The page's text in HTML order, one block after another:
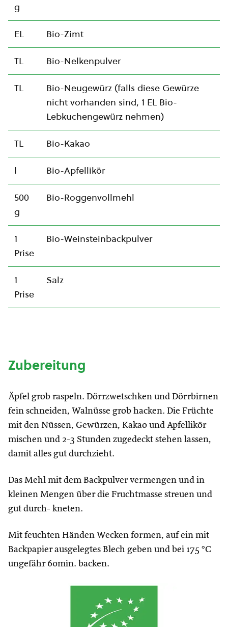
g
EL Bio-Zimt
TL Bio-Nelkenpulver
TL
Bio-Neugewürz (falls diese Gewürze
nicht vorhanden sind, 1 EL Bio-
Lebkuchengewürz nehmen)
TL Bio-Kakao
l Bio-Apfellikör
500
g
Bio-Roggenvollmehl
1
Prise
Bio-Weinsteinbackpulver
1
Prise
Salz
Zubereitung
Äpfel grob raspeln. Dörrzwetschken und Dörrbirnen
fein schneiden, Walnüsse grob hacken. Die Früchte
mit den Nüssen, Gewürzen, Kakao und Apfellikör
mischen und 2-3 Stunden zugedeckt stehen lassen,
damit alles gut durchzieht.
Das Mehl mit dem Backpulver vermengen und in
kleinen Mengen über die Fruchtmasse streuen und
gut durch- kneten.
Mit feuchten Händen Wecken formen, auf ein mit
Backpapier ausgelegtes Blech geben und bei 175 °C
ungefähr 60min. backen.